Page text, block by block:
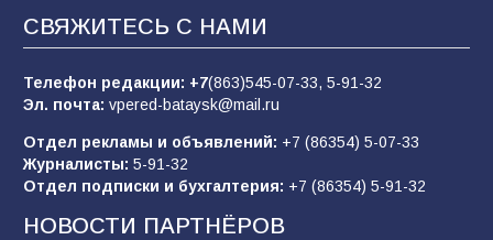
пропагандистский вброс
«Слухами Москву не возьмёшь»: почему
заявления Киева о мобилизации — это
отчаяние, а не разведка
81 02.08.2026
СВЯЖИТЕСЬ С НАМИ
Телефон редакции: +7(863)545-07-33, 5-91-32
Эл. почта: vpered-bataysk@mail.ru
Отдел рекламы и объявлений: +7 (86354) 5-07-33
Журналисты: 5-91-32
Отдел подписки и бухгалтерия: +7 (86354) 5-91-32
НОВОСТИ ПАРТНЁРОВ